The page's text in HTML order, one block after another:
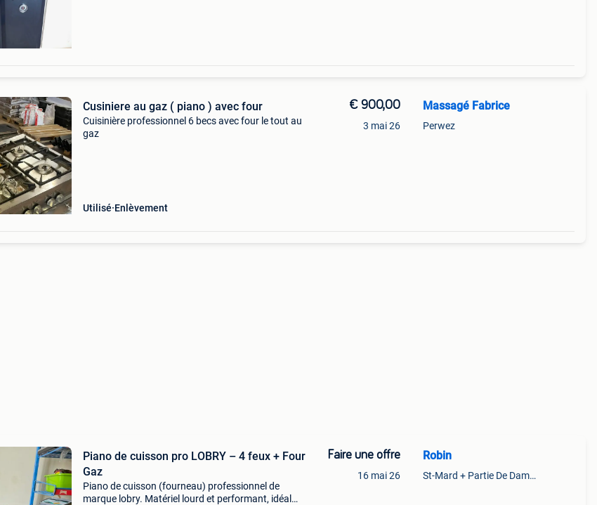
Cusiniere au gaz ( piano ) avec four
Cuisinière professionnel 6 becs avec four le tout au
gaz
Utilisé Enlèvement
€ 900,00
3 mai 26
Massagé Fabrice
Perwez
Piano de cuisson pro LOBRY – 4 feux + Four
Gaz
Piano de cuisson (fourneau) professionnel de
marque lobry. Matériel lourd et performant, idéal
Faire une offre
16 mai 26
Robin
St-Mard + Partie De Dampicourt